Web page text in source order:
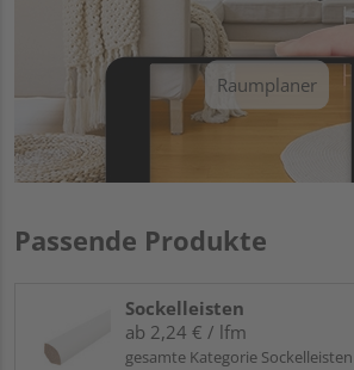
Raumplaner
Passende Produkte
Sockelleisten
ab 2,24 € / lfm
gesamte Kategorie